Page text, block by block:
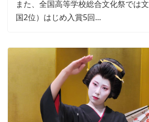
また、全国高等学校総合文化祭では
国2位）はじめ入賞5回...